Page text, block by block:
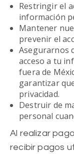
Restringir el
información
Mantener
prevenir el
Asegurarnos
acceso a tu
fuera de
garantizar
privacidad.
Destruir de
personal
Al realizar
recibir pagos